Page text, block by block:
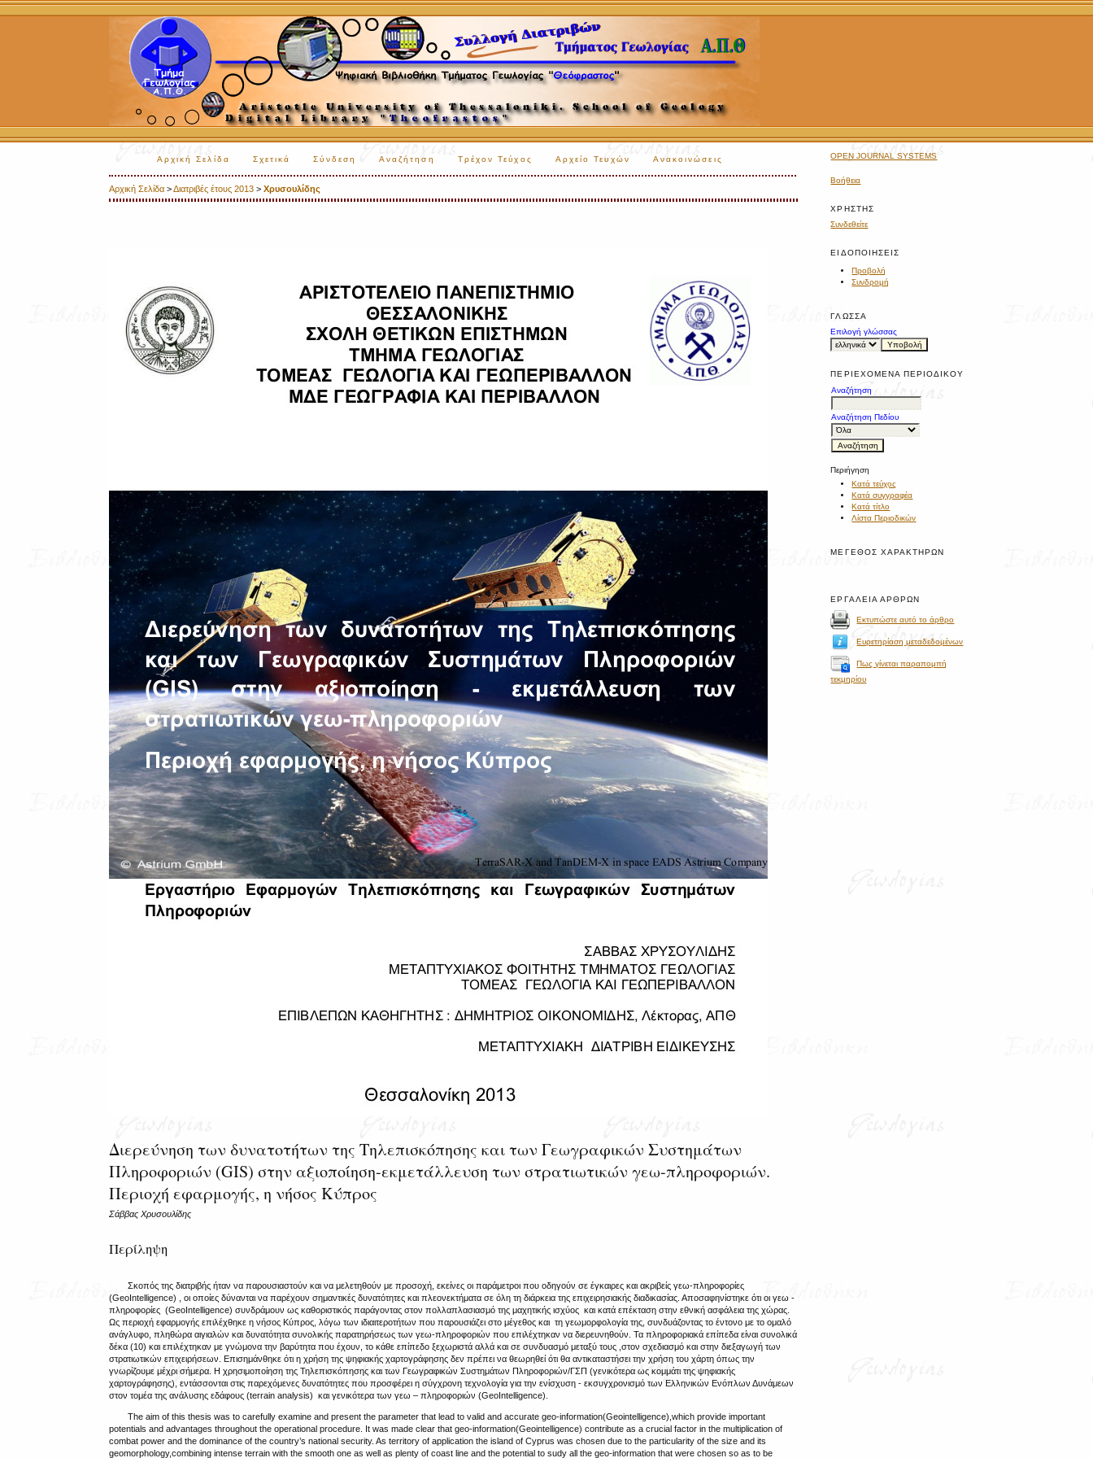
OPEN JOURNAL SYSTEMS
Βοήθεια
ΧΡΉΣΤΗΣ
Συνδεθείτε
ΕΙΔΟΠΟΙΉΣΕΙΣ
Προβολή
Συνδρομή
ΓΛΏΣΣΑ
Επιλογή γλώσσας
ΠΕΡΙΕΧΌΜΕΝΑ ΠΕΡΙΟΔΙΚΟΎ
Αναζήτηση
Αναζήτηση Πεδίου
Περιήγηση
Κατά τεύχος
Κατά συγγραφέα
Κατά τίτλο
Λίστα Περιοδικών
ΜΈΓΕΘΟΣ ΧΑΡΑΚΤΉΡΩΝ
ΕΡΓΑΛΕΊΑ ΆΡΘΡΩΝ
Εκτυπώστε αυτό το άρθρο
Ευρετηρίαση μεταδεδομένων
Πως γίνεται παραπομπή
τεκμηρίου
Αρχική Σελίδα Σχετικά Σύνδεση Αναζήτηση Τρέχον Τεύχος Αρχείο Τευχών Ανακοινώσεις
Αρχική Σελίδα >Διατριβές έτους 2013 >Χρυσουλίδης
Διερεύνηση των δυνατοτήτων της Τηλεπισκόπησης και των Γεωγραφικών Συστημάτων
Πληροφοριών (GIS) στην αξιοποίηση-εκμετάλλευση των στρατιωτικών γεω-πληροφοριών.
Περιοχή εφαρμογής, η νήσος Κύπρος
Σάββας Χρυσουλίδης
Περίληψη
Σκοπός της διατριβής ήταν να παρουσιαστούν και να μελετηθούν με προσοχή, εκείνες οι παράμετροι που οδηγούν σε έγκαιρες και ακριβείς γεω-πληροφορίες
(GeoIntelligence) , οι οποίες δύνανται να παρέχουν σημαντικές δυνατότητες και πλεονεκτήματα σε όλη τη διάρκεια της επιχειρησιακής διαδικασίας. Αποσαφηνίστηκε ότι οι γεω -
πληροφορίες (GeoIntelligence) συνδράμουν ως καθοριστικός παράγοντας στον πολλαπλασιασμό της μαχητικής ισχύος και κατά επέκταση στην εθνική ασφάλεια της χώρας.
Ως περιοχή εφαρμογής επιλέχθηκε η νήσος Κύπρος, λόγω των ιδιαιτεροτήτων που παρουσιάζει στο μέγεθος και τη γεωμορφολογία της, συνδυάζοντας το έντονο με το ομαλό
ανάγλυφο, πληθώρα αιγιαλών και δυνατότητα συνολικής παρατηρήσεως των γεω-πληροφοριών που επιλέχτηκαν να διερευνηθούν. Τα πληροφοριακά επίπεδα είναι συνολικά
δέκα (10) και επιλέχτηκαν με γνώμονα την βαρύτητα που έχουν, το κάθε επίπεδο ξεχωριστά αλλά και σε συνδυασμό μεταξύ τους ,στον σχεδιασμό και στην διεξαγωγή των
στρατιωτικών επιχειρήσεων. Επισημάνθηκε ότι η χρήση της ψηφιακής χαρτογράφησης δεν πρέπει να θεωρηθεί ότι θα αντικαταστήσει την χρήση του χάρτη όπως την
γνωρίζουμε μέχρι σήμερα. Η χρησιμοποίηση της Τηλεπισκόπησης και των Γεωγραφικών Συστημάτων Πληροφοριών/ΓΣΠ (γενικότερα ως κομμάτι της ψηφιακής
χαρτογράφησης), εντάσσονται στις παρεχόμενες δυνατότητες που προσφέρει η σύγχρονη τεχνολογία για την ενίσχυση - εκσυγχρονισμό των Ελληνικών Ενόπλων Δυνάμεων
στον τομέα της ανάλυσης εδάφους (terrain analysis) και γενικότερα των γεω – πληροφοριών (GeoIntelligence).
The aim of this thesis was to carefully examine and present the parameter that lead to valid and accurate geo-information(Geointelligence),which provide important
potentials and advantages throughout the operational procedure. It was made clear that geo-information(Geointelligence) contribute as a crucial factor in the multiplication of
combat power and the dominance of the country’s national security. As territory of application the island of Cyprus was chosen due to the particularity of the size and its
geomorphology,combining intense terrain with the smooth one as well as plenty of coast line and the potential to sudy all the geo-information that were chosen so as to be